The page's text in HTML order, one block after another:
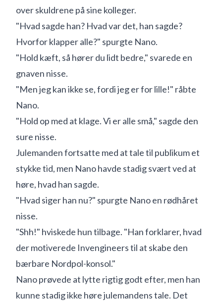
over skuldrene på sine kolleger.
"Hvad sagde han? Hvad var det, han sagde?
Hvorfor klapper alle?" spurgte Nano.
"Hold kæft, så hører du lidt bedre," svarede en
gnaven nisse.
"Men jeg kan ikke se, fordi jeg er for lille!" råbte
Nano.
"Hold op med at klage. Vi er alle små," sagde den
sure nisse.
Julemanden fortsatte med at tale til publikum et
stykke tid, men Nano havde stadig svært ved at
høre, hvad han sagde.
"Hvad siger han nu?" spurgte Nano en rødhåret
nisse.
"Shh!" hviskede hun tilbage. "Han forklarer, hvad
der motiverede Invengineers til at skabe den
bærbare Nordpol-konsol."
Nano prøvede at lytte rigtig godt efter, men han
kunne stadig ikke høre julemandens tale. Det